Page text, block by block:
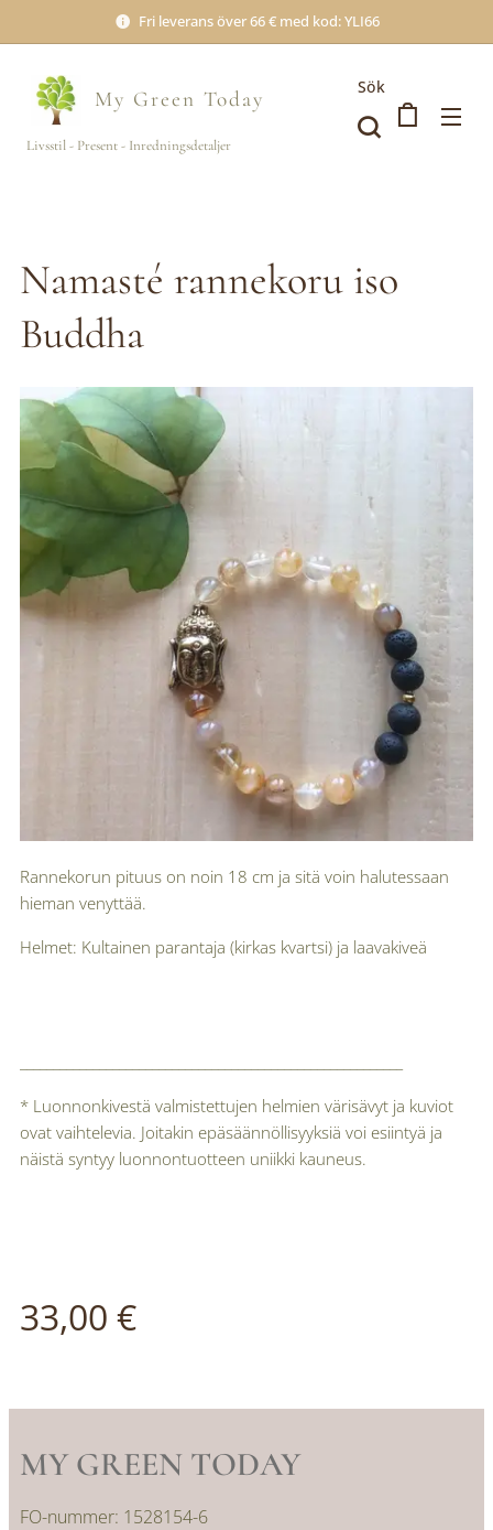
Fri leverans över 66 € med kod: YLI66
My Green Today
Livsstil - Present - Inredningsdetaljer
Sök
Namasté rannekoru iso
Buddha
Rannekorun pituus on noin 18 cm ja sitä voin halutessaan
hieman venyttää.
Helmet: Kultainen parantaja (kirkas kvartsi) ja laavakiveä
* Luonnonkivestä valmistettujen helmien värisävyt ja kuviot
ovat vaihtelevia. Joitakin epäsäännöllisyyksiä voi esiintyä ja
näistä syntyy luonnontuotteen uniikki kauneus.
33,00 €
MY GREEN TODAY
FO-nummer: 1528154-6